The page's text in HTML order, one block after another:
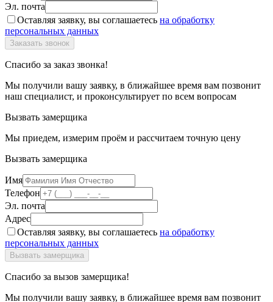
Эл. почта
Оставляя заявку, вы соглашаетесь на обработку
персональных данных
Спасибо за заказ звонка!
Мы получили вашу заявку, в ближайшее время вам позвонит
наш специалист, и проконсультирует по всем вопросам
Вызвать замерщика
Мы приедем, измерим проём и рассчитаем точную цену
Вызвать замерщика
Имя
Телефон
Эл. почта
Адрес
Оставляя заявку, вы соглашаетесь на обработку
персональных данных
Спасибо за вызов замерщика!
Мы получили вашу заявку, в ближайшее время вам позвонит